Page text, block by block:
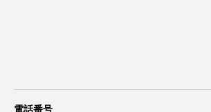
電話番号